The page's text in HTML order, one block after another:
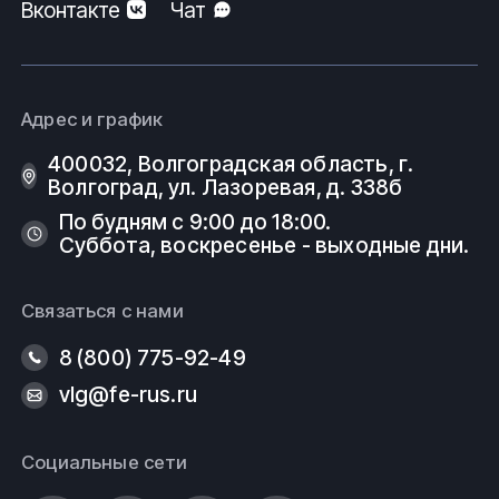
материала, его заливку в форму, охлаждение,
следующие этапы:
Подготовка трубы. Очистка ее поверхности.
Подготовка оборудования.
Заполнение трубы аргоном.
Проверка заданных параметров.
Производство трубопроводной арматуры
перерабатывается в заготовки, осуществляется
сборка запорной арматуры. Изделия обязательно
Вконтакте
Чат
Адрес и график
400032, Волгоградская область, г.
Волгоград, ул. Лазоревая, д. 338б
По будням с 9:00 до 18:00.
Суббота, воскресенье - выходные дни.
Связаться с нами
8 (800) 775-92-49
vlg@fe-rus.ru
Социальные сети